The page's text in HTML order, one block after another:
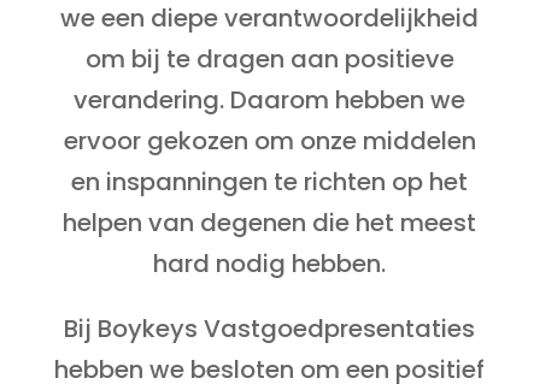
we een diepe verantwoordelijkheid
om bij te dragen aan positieve
verandering. Daarom hebben we
ervoor gekozen om onze middelen
en inspanningen te richten op het
helpen van degenen die het meest
hard nodig hebben.
Bij Boykeys Vastgoedpresentaties
hebben we besloten om een positief